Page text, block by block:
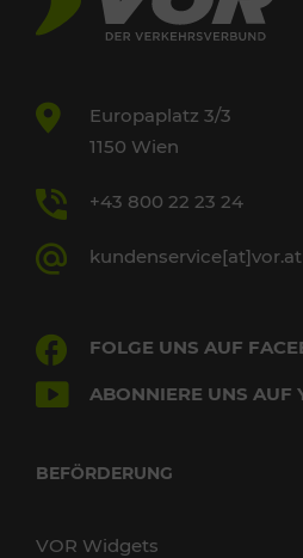
Europaplatz 3/3
1150 Wien
+43 800 22 23 24
kundenservice[at]vor.at
FOLGE UNS AUF
ABONNIERE UNS AUF
BEFÖRDERUNG
VOR Widgets